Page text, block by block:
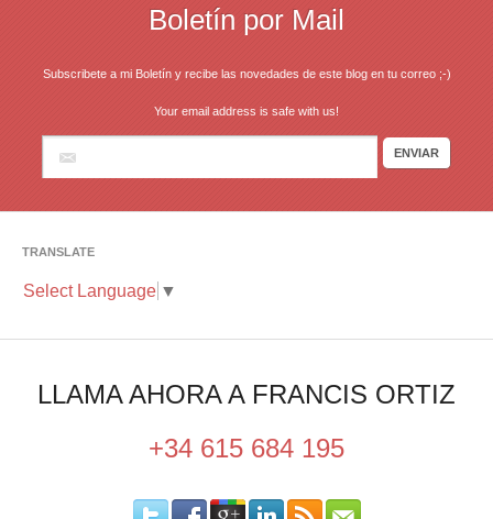
Boletín por Mail
Subscribete a mi Boletín y recibe las novedades de este blog en tu correo ;-)
Your email address is safe with us!
TRANSLATE
Select Language ▼
LLAMA AHORA A FRANCIS ORTIZ
+34 615 684 195